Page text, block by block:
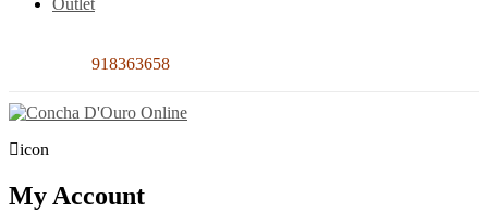
Outlet
918363658
icon
My Account